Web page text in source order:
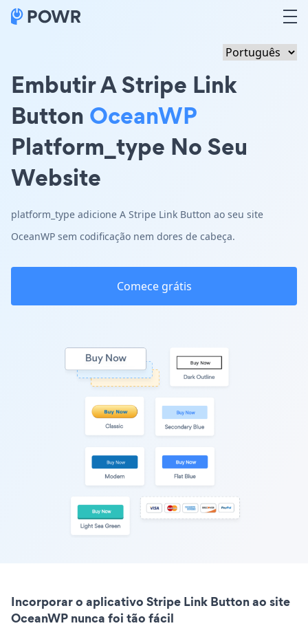
Embutir A Stripe Link
Button OceanWP
Platform_type No Seu
Website
platform_type adicione A Stripe Link Button ao seu site
OceanWP sem codificação nem dores de cabeça.
Comece grátis
Incorporar o aplicativo Stripe Link Button ao site
OceanWP nunca foi tão fácil